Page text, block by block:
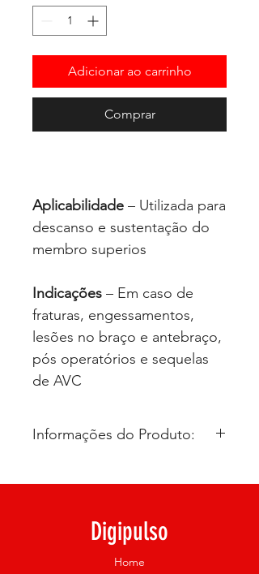
Adicionar ao carrinho
Comprar
Aplicabilidade – Utilizada para
descanso e sustentação do
membro superios
Indicações – Em caso de
fraturas, engessamentos,
lesões no braço e antebraço,
pós operatórios e sequelas
de AVC
Informações do Produto:
cotovelo, braço e antebraço;
instabilidade; Artrite reumatoide,
fratura de colo do úmero e
cotovelo, contusões, luxações,
Digipulso
Home